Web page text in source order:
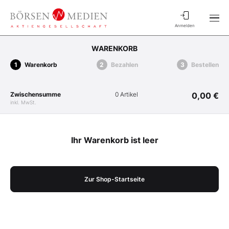
Anmelden
WARENKORB
Warenkorb Bezahlen Bestellen
Zwischensumme
inkl. MwSt.
0 Artikel 0,00 €
Ihr Warenkorb ist leer
Zur Shop-Startseite